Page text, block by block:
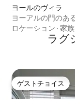
ヨールのヴィラ
ヨーアルの門のあ
リデーヴィラ
ロケーション · 家族
ラグ
ゲストチョイス
ゲストチョイス